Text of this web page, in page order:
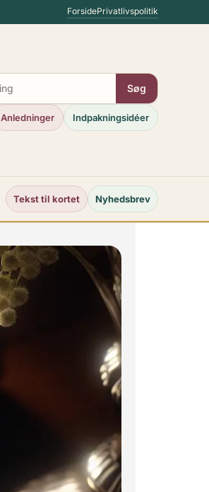
ForsidePrivatlivspolitik
Søg
Anledninger Indpakningsidéer
Tekst til kortet Nyhedsbrev